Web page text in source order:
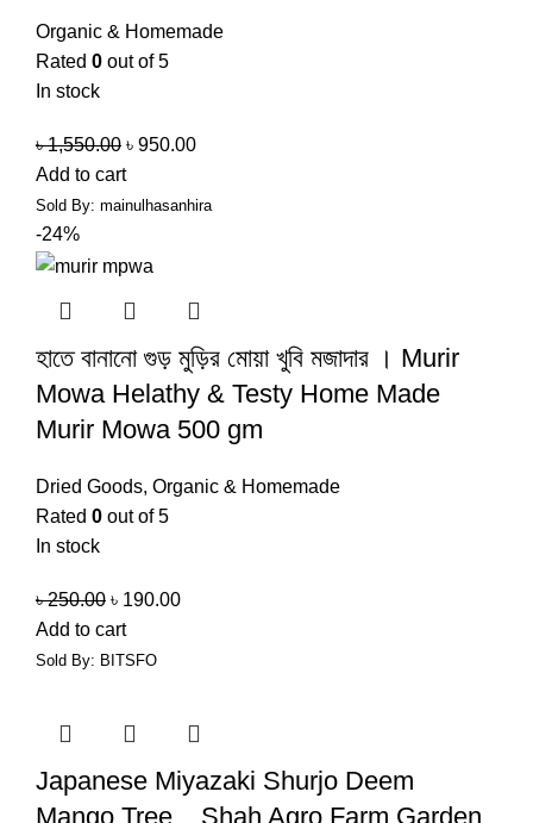
Organic & Homemade
Rated 0 out of 5
In stock
৳1,550.00 ৳ 950.00
Add to cart
Sold By: mainulhasanhira
-24%
হাতে বানানো গুড় মুড়ির মোয়া খুবি মজাদার । Murir
Mowa Helathy & Testy Home Made
Murir Mowa 500 gm
Dried Goods, Organic & Homemade
Rated 0 out of 5
In stock
৳250.00 ৳ 190.00
Add to cart
Sold By: BITSFO
Japanese Miyazaki Shurjo Deem
Mango Tree _ Shah Agro Farm Garden